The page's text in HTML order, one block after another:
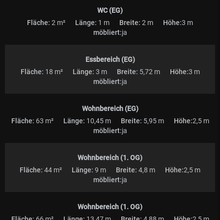
WC (EG)
Fläche: 2 m² Länge: 1 m Breite: 2 m Höhe:3 m
möbliert:ja
Essbereich (EG)
Fläche: 18 m² Länge: 3 m Breite: 5,72 m Höhe:3 m
möbliert:ja
Wohnbereich (EG)
Fläche: 63 m² Länge: 10,45 m Breite: 5,95 m Höhe:2,5 m
möbliert:ja
Wohnbereich (1. OG)
Fläche: 44 m² Länge: 9 m Breite: 4,8 m Höhe:2,5 m
möbliert:ja
Wohnbereich (1. OG)